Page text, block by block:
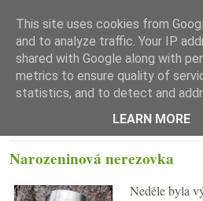
☰ Menu
Narozeninová nerezovka
Neděle byla
This site uses cookies from
and to analyze traffic. Your IP
shared with Google along with
metrics to ensure quality of
statistics, and to detect and
LEARN MORE